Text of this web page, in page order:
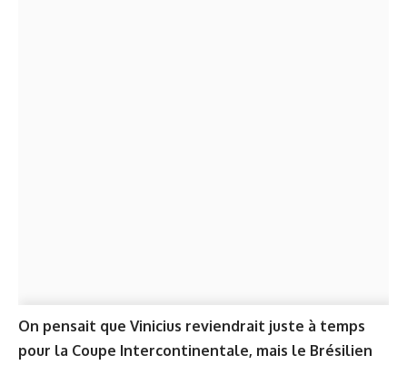
On pensait que Vinicius reviendrait juste à temps
pour la Coupe Intercontinentale, mais le Brésilien